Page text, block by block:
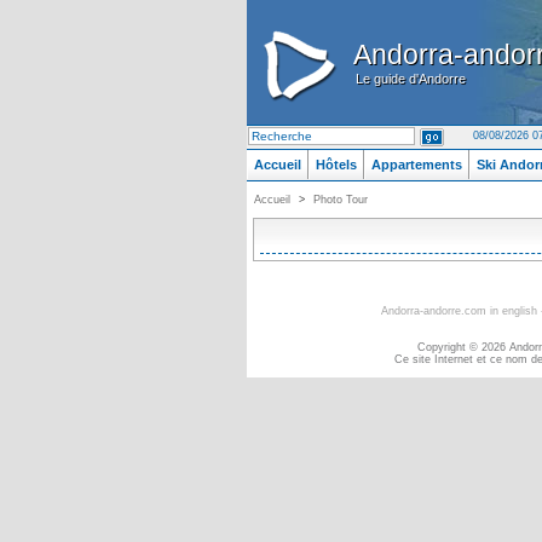
Andorra-
Le guide d'Andorre
Andorra-
Le guide d'Andorre
08/08/2026
Accueil Hôtels Appartements Ski
Accueil > Photo Tour
Andorra-andorre.com in english
Copyright © 2026
Ce site Internet et ce nom